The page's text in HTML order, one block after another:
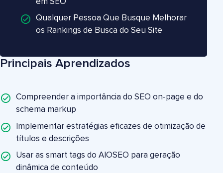
Qualquer Pessoa Que Busque Melhorar
os Rankings de Busca do Seu Site
Principais Aprendizados
Compreender a importância do SEO on-page e do
schema markup
Implementar estratégias eficazes de otimização de
títulos e descrições
Usar as smart tags do AIOSEO para geração
dinâmica de conteúdo